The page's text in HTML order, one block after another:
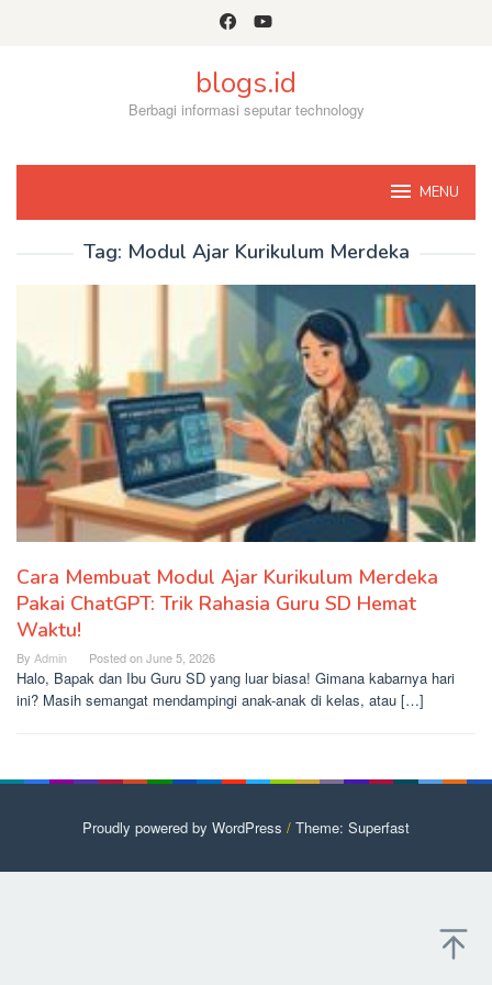
blogs.id
Berbagi informasi seputar technology
MENU
Tag: Modul Ajar Kurikulum Merdeka
Cara Membuat Modul Ajar Kurikulum Merdeka
Pakai ChatGPT: Trik Rahasia Guru SD Hemat
Waktu!
By Admin Posted onJune 5, 2026
Halo, Bapak dan Ibu Guru SD yang luar biasa! Gimana kabarnya hari
ini? Masih semangat mendampingi anak-anak di kelas, atau […]
Proudly powered by WordPress / Theme: Superfast